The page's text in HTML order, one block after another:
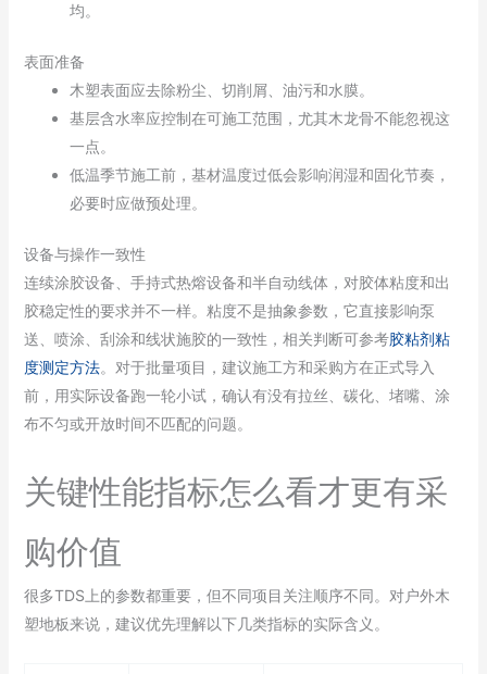
均。
表面准备
木塑表面应去除粉尘、切削屑、油污和水膜。
基层含水率应控制在可施工范围，尤其木龙骨不能忽视这
一点。
低温季节施工前，基材温度过低会影响润湿和固化节奏，
必要时应做预处理。
设备与操作一致性
连续涂胶设备、手持式热熔设备和半自动线体，对胶体粘度和出
胶稳定性的要求并不一样。粘度不是抽象参数，它直接影响泵
送、喷涂、刮涂和线状施胶的一致性，相关判断可参考胶粘剂粘
度测定方法。对于批量项目，建议施工方和采购方在正式导入
前，用实际设备跑一轮小试，确认有没有拉丝、碳化、堵嘴、涂
布不匀或开放时间不匹配的问题。
关键性能指标怎么看才更有采
购价值
很多TDS上的参数都重要，但不同项目关注顺序不同。对户外木
塑地板来说，建议优先理解以下几类指标的实际含义。